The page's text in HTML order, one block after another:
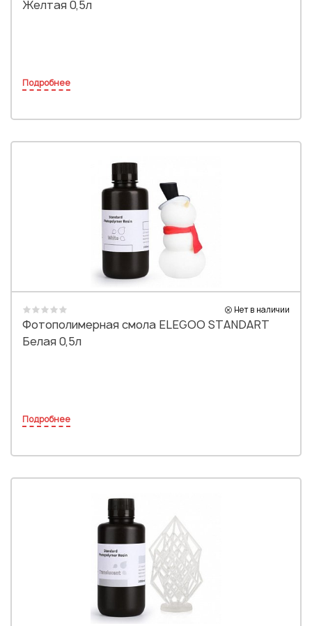
Желтая 0,5л
Подробнее
Нет в наличии
Фотополимерная смола ELEGOO STANDART
Белая 0,5л
Подробнее